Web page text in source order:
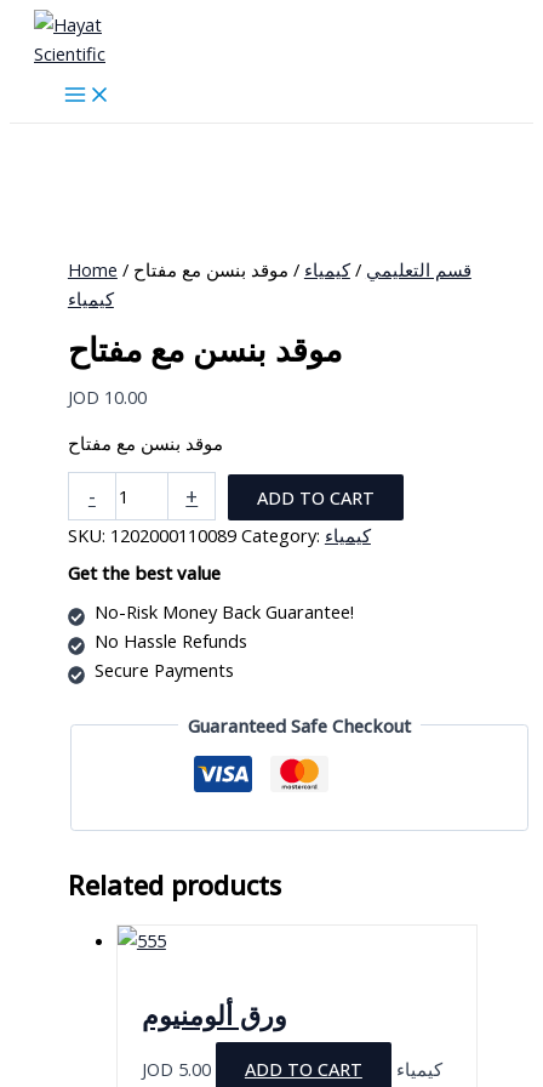
Skip
content
Home / قسم التعليمي /كيمياء / موقد بنسن مع مفتاح
كيمياء
موقد بنسن مع مفتاح
JOD 10.00
موقد بنسن مع مفتاح
-
بنسن
مع
مفتاح
quantity
+
ADD TO CART
SKU: 1202000110089 Category: كيمياء
Get the best value
No-Risk Money Back Guarantee!
No Hassle Refunds
Secure Payments
Guaranteed Safe Checkout
Related products
ورق ألومنيوم
JOD 5.00 ADD TO CART كيمياء